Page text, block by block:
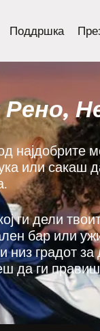
Поддршка
Рено,
најдобрите
или сакаш
ги дели
бар или
низ градот
да ги